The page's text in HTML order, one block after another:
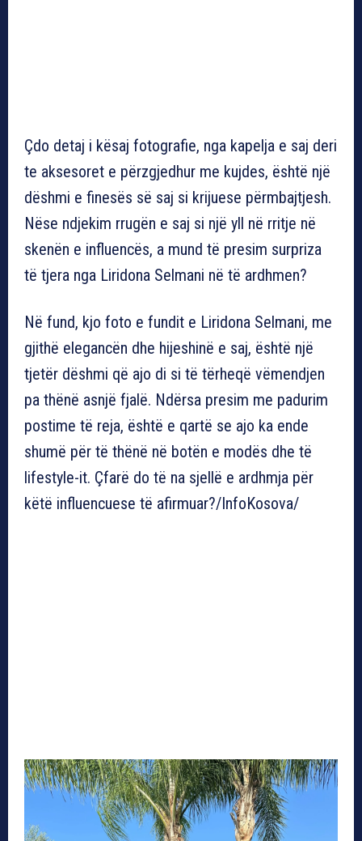
Çdo detaj i kësaj fotografie, nga kapelja e saj deri
te aksesoret e përzgjedhur me kujdes, është një
dëshmi e finesës së saj si krijuese përmbajtjesh.
Nëse ndjekim rrugën e saj si një yll në rritje në
skenën e influencës, a mund të presim surpriza
të tjera nga Liridona Selmani në të ardhmen?
Në fund, kjo foto e fundit e Liridona Selmani, me
gjithë elegancën dhe hijeshinë e saj, është një
tjetër dëshmi që ajo di si të tërheqë vëmendjen
pa thënë asnjë fjalë. Ndërsa presim me padurim
postime të reja, është e qartë se ajo ka ende
shumë për të thënë në botën e modës dhe të
lifestyle-it. Çfarë do të na sjellë e ardhmja për
këtë influencuese të afirmuar?/InfoKosova/